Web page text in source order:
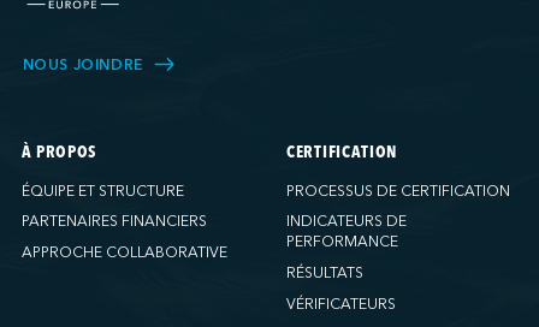
NOUS JOINDRE
À PROPOS
ÉQUIPE ET STRUCTURE
PARTENAIRES FINANCIERS
APPROCHE COLLABORATIVE
CERTIFICATION
PROCESSUS DE CERTIFICATION
INDICATEURS DE
PERFORMANCE
RÉSULTATS
VÉRIFICATEURS